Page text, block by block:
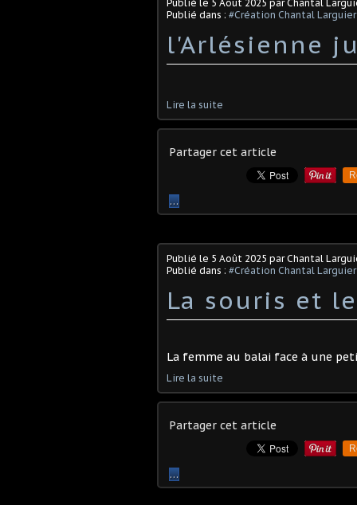
Publié le 5 Août 2025 par Chantal
Publié dans : #Création Chantal Larguier
l'Arlésienne
Lire la suite
Partager cet article
…
Publié le 5 Août 2025 par Chantal
Publié dans : #Création Chantal Larguier
La souris et
La femme au balai face à une
Lire la suite
Partager cet article
…